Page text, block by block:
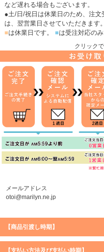
など遅れる場合もございます。
●土/日/祝日は休業日のため、注
は、翌営業日させていただきます。
■は休業日です。 ■は受注対応のみ
クリック
メールアドレス
otoi@marilyn.ne.jp
【商品引渡し時期】
【支払い方法及び支払い時期】